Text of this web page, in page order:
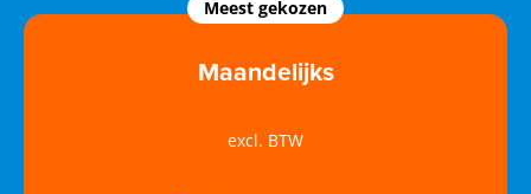
Meest gekozen
Maandelijks
excl. BTW